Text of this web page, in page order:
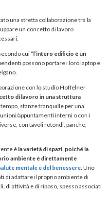
una stretta collaborazione tra la
un concetto di lavoro
cui “l’intero edificio è un
possono portare i loro laptop e
con lo studio Hoffelner
di lavoro in una struttura
stanze tranquille per una
appuntamenti interni o con i
con tavoli rotondi, panche,
è la varietà di spazi, poiché la
ambiente è direttamente
mentale e del benessere.Uno
di adattare il proprio ambiente di
di attività e di riposo, spesso associati